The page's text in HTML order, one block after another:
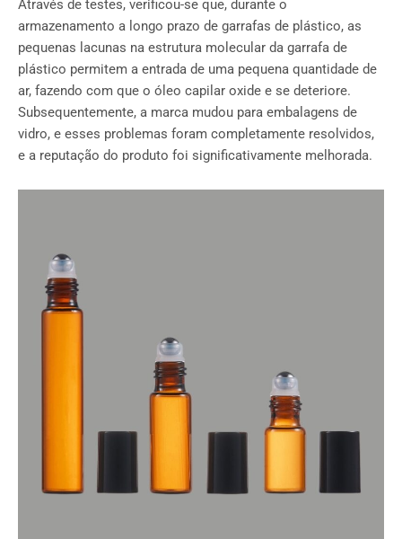
Através de testes, verificou-se que, durante o
armazenamento a longo prazo de garrafas de plástico, as
pequenas lacunas na estrutura molecular da garrafa de
plástico permitem a entrada de uma pequena quantidade de
ar, fazendo com que o óleo capilar oxide e se deteriore.
Subsequentemente, a marca mudou para embalagens de
vidro, e esses problemas foram completamente resolvidos,
e a reputação do produto foi significativamente melhorada.